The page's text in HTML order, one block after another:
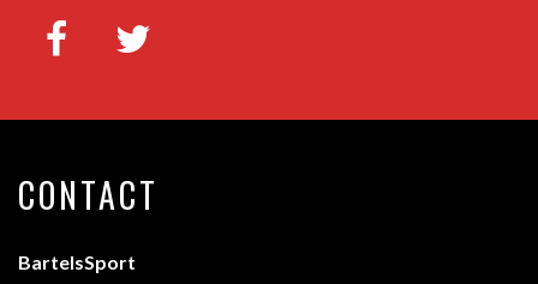
CONTACT
BartelsSport